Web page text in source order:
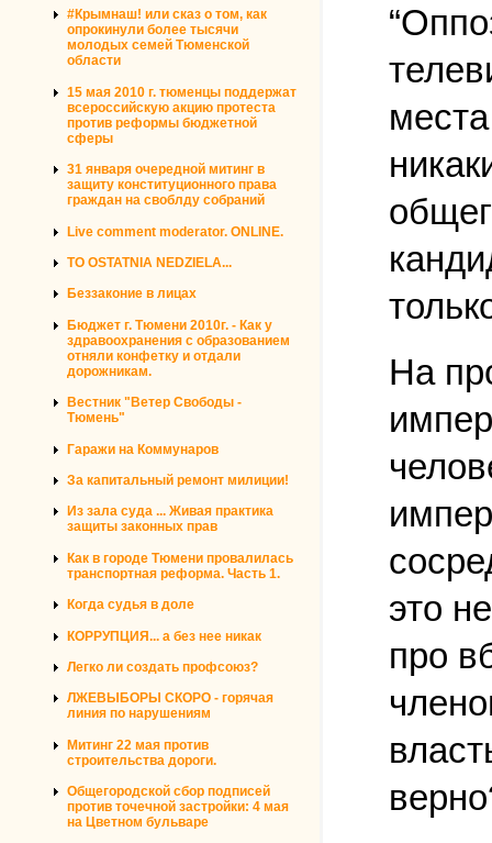
#Крымнаш! или сказ о том, как
опрокинули более тысячи
молодых семей Тюменской
области
15 мая 2010 г. тюменцы поддержат
всероссийскую акцию протеста
против реформы бюджетной
сферы
31 января очередной митинг в
защиту конституционного права
граждан на своблду собраний
Live comment moderator. ONLINE.
TO OSTATNIA NEDZIELA...
Беззаконие в лицах
Бюджет г. Тюмени 2010г. - Как у
здравоохранения с образованием
отняли конфетку и отдали
дорожникам.
Вестник "Ветер Свободы -
Тюмень"
Гаражи на Коммунаров
За капитальный ремонт милиции!
Из зала суда ... Живая практика
защиты законных прав
Как в городе Тюмени провалилась
транспортная реформа. Часть 1.
Когда судья в доле
КОРРУПЦИЯ... а без нее никак
Легко ли создать профсоюз?
ЛЖЕВЫБОРЫ СКОРО - горячая
линия по нарушениям
Митинг 22 мая против
строительства дороги.
Общегородской сбор подписей
против точечной застройки: 4 мая
на Цветном бульваре
На
это
про